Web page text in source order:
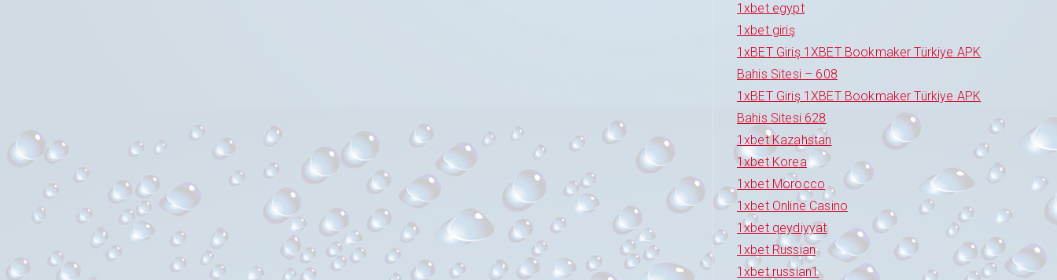
1xbet egypt
1xbet giriş
1xBET Giriş 1XBET Bookmaker Türkiye APK
Bahis Sitesi – 608
1xBET Giriş 1XBET Bookmaker Türkiye APK
Bahis Sitesi 628
1xbet Kazahstan
1xbet Korea
1xbet Morocco
1xbet Online Casino
1xbet qeydiyyat
1xbet Russian
1xbet russian1